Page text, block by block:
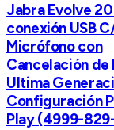
Jabra Evolve
conexión USB
Micrófono con
Cancelación de
Ultima
Configuración
Play (4999-